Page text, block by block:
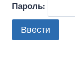
Пароль: